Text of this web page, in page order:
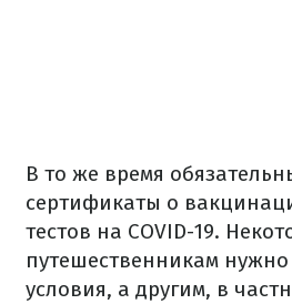
В то же время
сертификаты о
тестов на COVID-19.
путешественникам
условия, а другим, в